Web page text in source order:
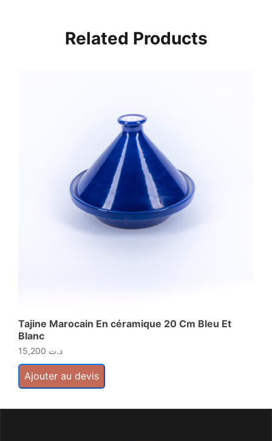
Related Products
Tajine Marocain En céramique 20 Cm Bleu Et
Blanc
د.ت
Ajouter au devis